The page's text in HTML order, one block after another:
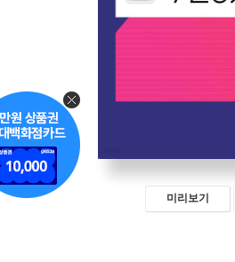
미리보기